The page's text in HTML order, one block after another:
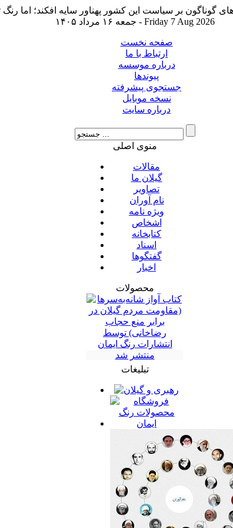
جمعه ۱۶ مرداد ۱۴۰۵ - Friday 7 Aug 2026
صفحه نخست
ارتباط با ما
درباره موسسه
پیوندها
جستجوی پیشرفته
نسخه موبایل
درباره سایت
منوی اصلی
مقالات
گیلان ما
تصاویر
نام آوران
ویژه نامه
اشخاص
کتابخانه
اسناد
گفتگوها
اخبار
محصولات
تبلیغات